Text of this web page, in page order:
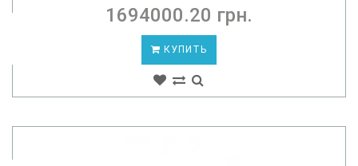
1694000.20 грн.
КУПИТЬ